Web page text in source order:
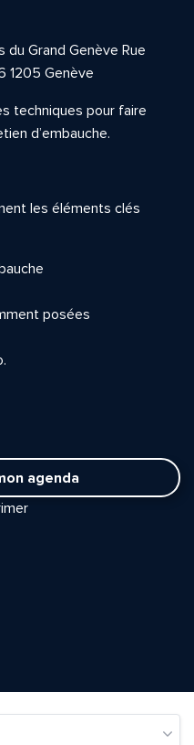
Grand Genève Rue
1205 Genève
techniques pour faire
d’embauche.
les éléments clés
posées
agenda